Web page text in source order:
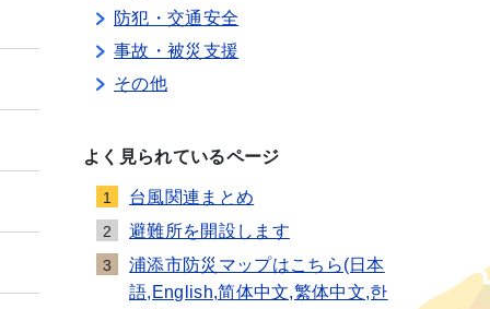
防犯・交通安全
事故・被災支援
その他
よく見られているページ
1 台風関連まとめ
2 避難所を開設します
3
浦添市防災マップはこちら(日本
語,English,简体中文,繁体中文,한